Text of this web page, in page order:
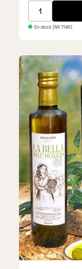
La Bella -
En stock | №71410